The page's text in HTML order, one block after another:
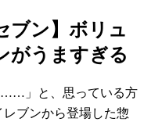
ブン】ボリュ
がうますぎる
……」と、思っている方
ブンから登場した惣